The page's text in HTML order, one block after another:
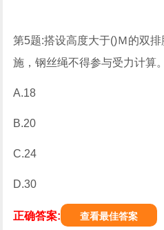
第5题:搭设高度大于()Ｍ的双
施，钢丝绳不得参与受力计算。
A.18
B.20
C.24
D.30
正确答案: 查看最佳答案